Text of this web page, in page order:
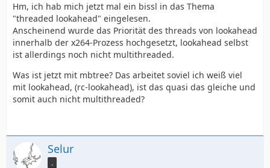
Hm, ich hab mich jetzt mal ein bissl in das Thema
"threaded lookahead" eingelesen.
Anscheinend wurde das Priorität des threads von lookahead
innerhalb der x264-Prozess hochgesetzt, lookahead selbst
ist allerdings noch nicht multithreaded.
Was ist jetzt mit mbtree? Das arbeitet soviel ich weiß viel
mit lookahead, (rc-lookahead), ist das quasi das gleiche und
somit auch nicht multithreaded?
Selur
.